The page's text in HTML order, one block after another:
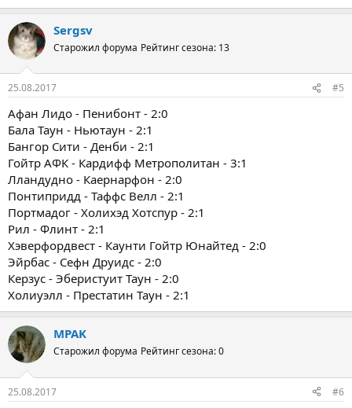
Sergsv
Старожил форума Рейтинг сезона: 13
25.08.2017 #5
Афан Лидо - Пенибонт - 2:0
Бала Таун - Ньютаун - 2:1
Бангор Сити - Денби - 2:1
Гойтр АФК - Кардифф Метрополитан - 3:1
Лландудно - Каернарфон - 2:0
Понтипридд - Таффс Велл - 2:1
Портмадог - Холихэд Хотспур - 2:1
Рил - Флинт - 2:1
Хэверфордвест - Каунти Гойтр Юнайтед - 2:0
Эйрбас - Сефн Друидс - 2:0
Керзус - Эберистуит Таун - 2:0
Холиуэлл - Престатин Таун - 2:1
MPAK
Старожил форума Рейтинг сезона: 0
25.08.2017 #6